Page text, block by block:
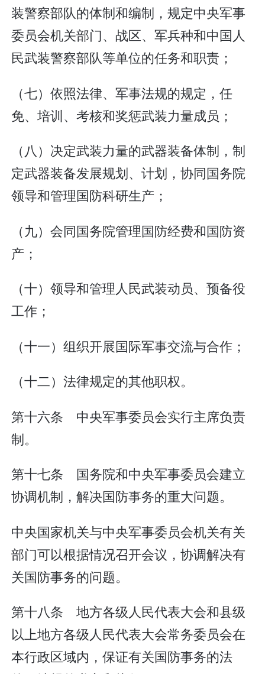
装警察部队的体制和编制，规定中央军事
委员会机关部门、战区、军兵种和中国人
民武装警察部队等单位的任务和职责；
（七）依照法律、军事法规的规定，任
免、培训、考核和奖惩武装力量成员；
（八）决定武装力量的武器装备体制，制
定武器装备发展规划、计划，协同国务院
领导和管理国防科研生产；
（九）会同国务院管理国防经费和国防资
产；
（十）领导和管理人民武装动员、预备役
工作；
（十一）组织开展国际军事交流与合作；
（十二）法律规定的其他职权。
第十六条 中央军事委员会实行主席负责
制。
第十七条 国务院和中央军事委员会建立
协调机制，解决国防事务的重大问题。
中央国家机关与中央军事委员会机关有关
部门可以根据情况召开会议，协调解决有
关国防事务的问题。
第十八条 地方各级人民代表大会和县级
以上地方各级人民代表大会常务委员会在
本行政区域内，保证有关国防事务的法